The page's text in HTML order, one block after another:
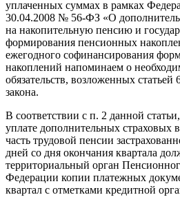
уплаченных суммах в рамках
30.04.2008 № 56-ФЗ «О
на накопительную пенсию и
формирования пенсионных
ежегодного софинансирования
накоплений напоминаем о
обязательств, возложенных
закона.
В соответствии с п. 2 данной
уплате дополнительных страховых
часть трудовой пенсии
дней со дня окончания квартала
территориальный орган
Федерации копии платежных
квартал с отметками кредитной